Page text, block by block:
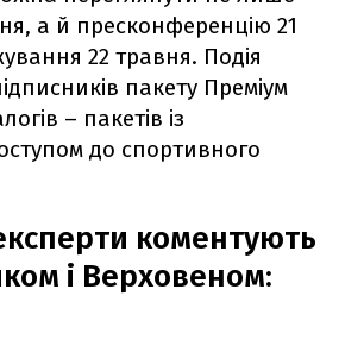
а й пресконференцію 21
22 травня. Подія
пакету Преміум
– пакетів із
до спортивного
коментують
і Верховеном: